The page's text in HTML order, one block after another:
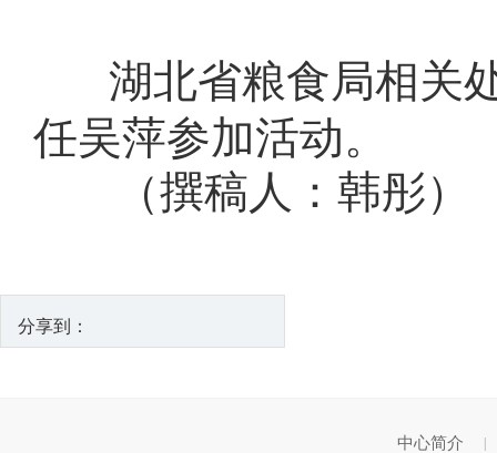
湖北省粮食局相关
任吴萍参加活动。
（撰稿人：韩彤）
分享到：
中心简介